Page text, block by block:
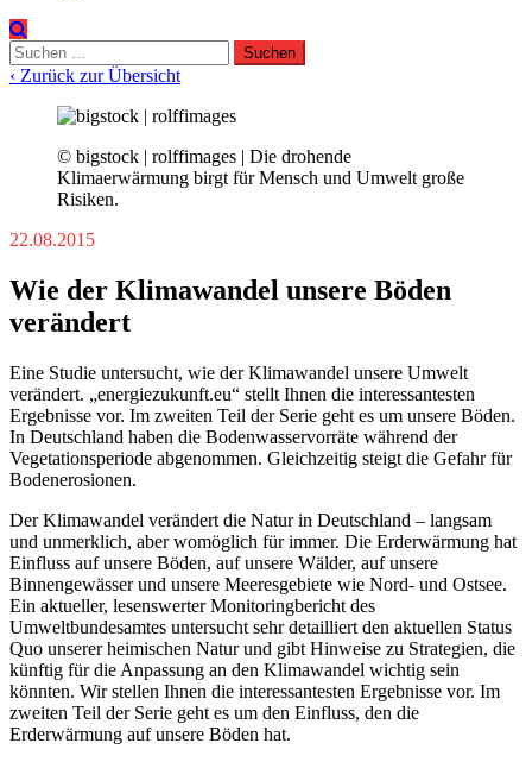
Suchen
nach:
‹ Zurück zur Übersicht
© bigstock | rolffimages | Die drohende
Klimaerwärmung birgt für Mensch und Umwelt große
Risiken.
22.08.2015
Wie der Klimawandel unsere Böden
verändert
Eine Studie untersucht, wie der Klimawandel unsere Umwelt
verändert. „energiezukunft.eu“ stellt Ihnen die interessantesten
Ergebnisse vor. Im zweiten Teil der Serie geht es um unsere Böden.
In Deutschland haben die Bodenwasservorräte während der
Vegetationsperiode abgenommen. Gleichzeitig steigt die Gefahr für
Bodenerosionen.
Der Klimawandel verändert die Natur in Deutschland – langsam
und unmerklich, aber womöglich für immer. Die Erderwärmung hat
Einfluss auf unsere Böden, auf unsere Wälder, auf unsere
Binnengewässer und unsere Meeresgebiete wie Nord- und Ostsee.
Ein aktueller, lesenswerter Monitoringbericht des
Umweltbundesamtes untersucht sehr detailliert den aktuellen Status
Quo unserer heimischen Natur und gibt Hinweise zu Strategien, die
künftig für die Anpassung an den Klimawandel wichtig sein
könnten. Wir stellen Ihnen die interessantesten Ergebnisse vor. Im
zweiten Teil der Serie geht es um den Einfluss, den die
Erderwärmung auf unsere Böden hat.